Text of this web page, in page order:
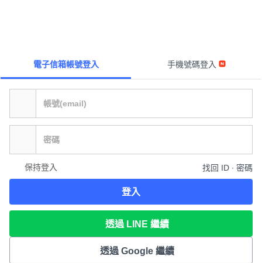
電子信箱帳號登入 手機號碼登入
保持登入 找回 ID ∙ 密碼
登入
透過 LINE 繼續
透過 Google 繼續